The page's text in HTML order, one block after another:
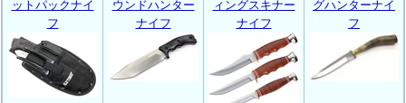
ットパックナイ
フ
ウンドハンター
ナイフ
ィングスキナー
ナイフ
グハンターナイ
フ